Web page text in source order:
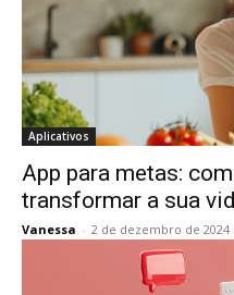
Aplicativos
App para metas:
transformar a sua
Vanessa - 2 de dezembro de 2024